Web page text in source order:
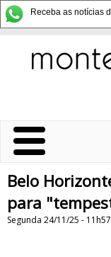
Receba as notícias
Belo
para
Segunda 24/11/25 - 11h57